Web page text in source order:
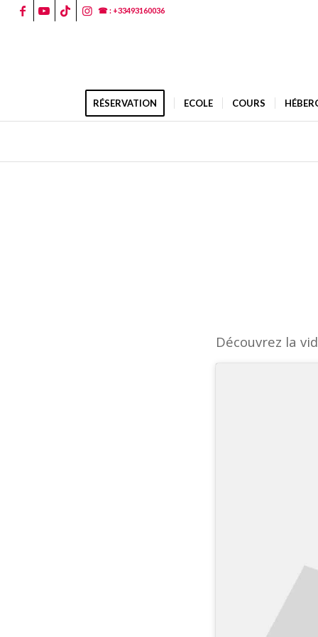
☎ : +33493160036
RÉSERVATION ECOLE COURS
Découvrez la